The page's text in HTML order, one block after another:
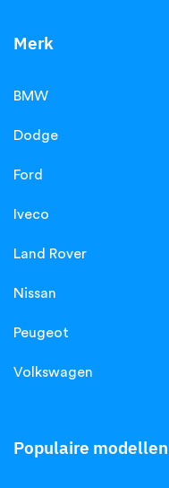
Merk
BMW
Dodge
Ford
Iveco
Land Rover
Nissan
Peugeot
Volkswagen
Populaire modellen